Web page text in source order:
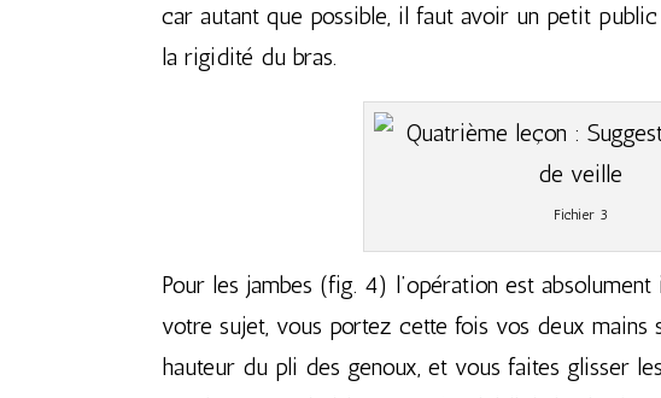
car autant que possible, il faut avoir un petit
la rigidité du bras.
Fichier 3
Pour les jambes (fig. 4) l’opération est
votre sujet, vous portez cette fois vos deux mains
hauteur du pli des genoux, et vous faites glisser